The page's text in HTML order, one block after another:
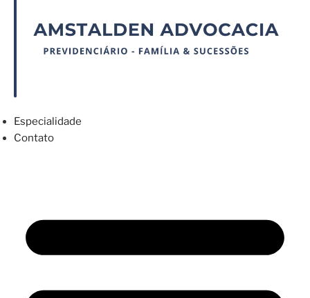
Especialidade
Contato